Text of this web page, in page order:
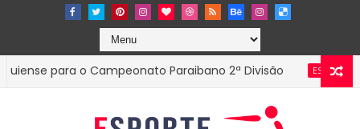
para o Campeonato Paraibano 2ª Divisão ESTADUAL